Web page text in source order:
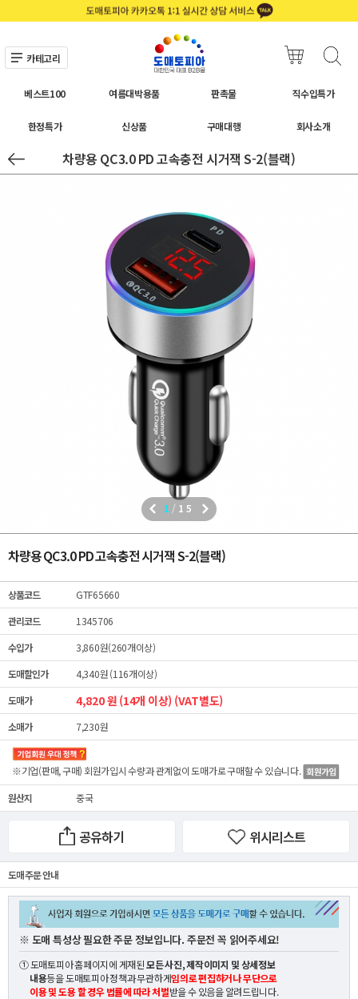
카테고리
베스트100 여름대박용품 판촉물 직수입특가
한정특가 신상품 구매대행 회사소개
차량용 QC3.0 PD 고속충전 시거잭 S-2(블랙)
1 / 15
차량용 QC3.0 PD 고속충전 시거잭 S-2(블랙)
상품코드
GTF65660
관리코드
1345706
수입가
3,860원(260개이상)
도매할인가
4,340원 (116개이상)
도매가
4,820 원 (14개 이상) (VAT별도)
소매가 7,230원
※기업(판매, 구매) 회원가입시 수량과 관계없이도매가로 구매할 수 있습니다.
원산지 중국
공유하기 위시리스트
도매 주문 안내
※ 도매 특성상 필요한 주문 정보입니다. 주문전 꼭 읽어주세요!
① 도매토피아 홈페이지에 게재된모든 사진, 제작이미지 및 상세정보
내용등을 도매토피아 정책과 무관하게임의로 편집하거나 무단으로
이용 및 도용 할 경우 법률에 따라 처벌받을 수 있음을 알려드립니다.